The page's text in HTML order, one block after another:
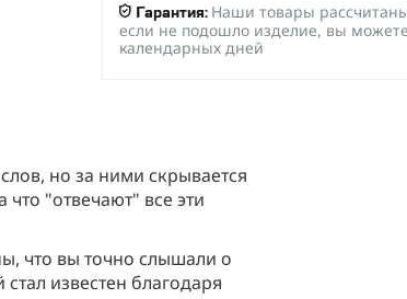
Гарантия: Наши товары
если не подошло изделие, вы
календарных дней
но за ними скрывается
"отвечают" все эти
что вы точно слышали о
известен благодаря